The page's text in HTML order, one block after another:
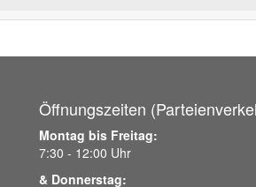
Öffnungszeiten
Montag bis Freitag:
7:30 - 12:00 Uhr
& Donnerstag: